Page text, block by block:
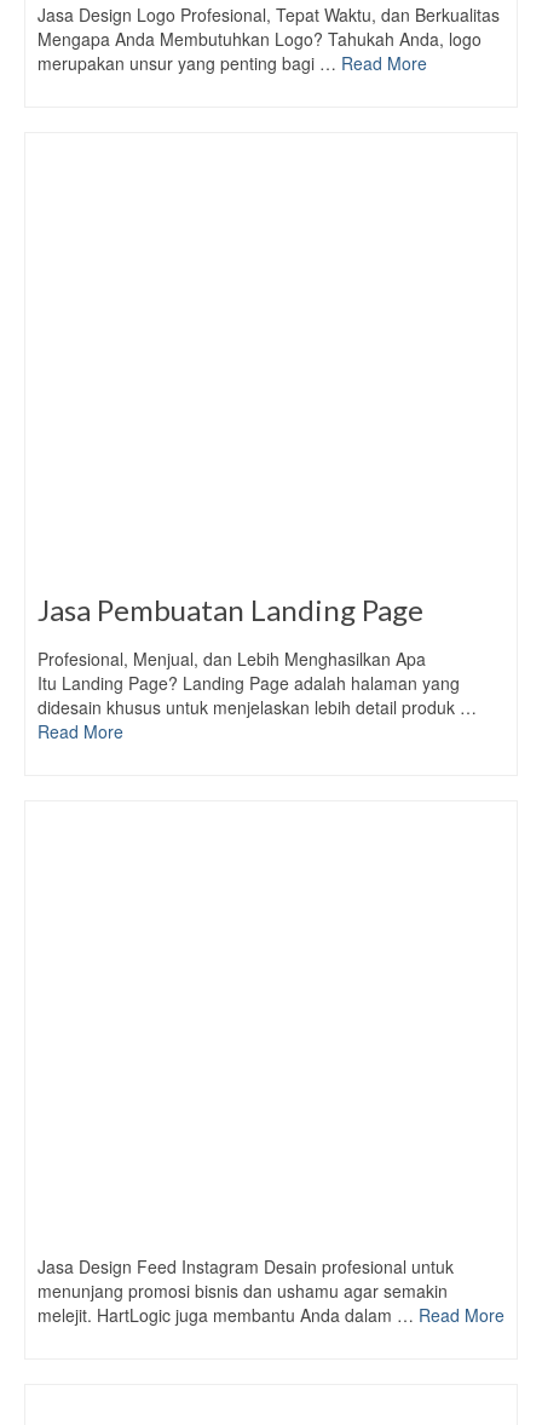
Jasa Design Logo Profesional, Tepat Waktu, dan Berkualitas
Mengapa Anda Membutuhkan Logo? Tahukah Anda, logo
merupakan unsur yang penting bagi … Read More
Jasa Pembuatan Landing Page
Profesional, Menjual, dan Lebih Menghasilkan Apa
Itu Landing Page? Landing Page adalah halaman yang
didesain khusus untuk menjelaskan lebih detail produk …
Read More
Jasa Design Feed Instagram Desain profesional untuk
menunjang promosi bisnis dan ushamu agar semakin
melejit. HartLogic juga membantu Anda dalam … Read More